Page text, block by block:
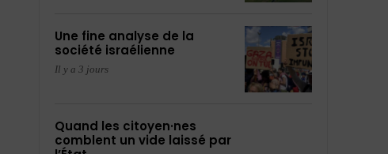
Une fine analyse de la
société israélienne
Il y a 3 jours
Quand les citoyen·nes
comblent un vide laissé par